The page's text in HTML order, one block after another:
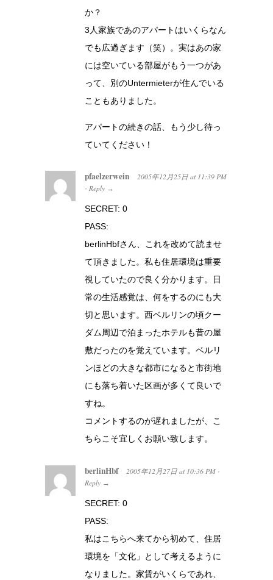
か？
3人家族であのアパートはいくらなん
でも広過ぎます（笑）。実はあの家
には空いている部屋がもう一つがあ
って、別のUntermieterが住んでいる
こともありました。
アパートの続きの話、もう少し待っ
ていてください！
pfaelzerwein 2005年12月25日 at 11:39 PM
· Reply →
SECRET: 0
PASS:
berlinHbfさん、これを改めて読ませ
て頂きました。私も住居環境は重要
視していたので良く分かります。日
常の生活感覚は、何をするのにも大
切と思います。西ベルリンの頃クー
ダム周辺で泊まったホテルも昔の屋
敷だったのを覚えています。ベルリ
ンほどの大きな都市になると市街地
にも落ち着いた区画が多くて良いで
すね。
コメントするのが遅れましたが、こ
ちらこそ宜しくお願い致します。
berlinHbf 2005年12月27日 at 10:36 PM ·
Reply →
SECRET: 0
PASS:
私はこちらへ来てから初めて、住居
環境を「文化」として考えるように
なりました。家賃がいくらであれ、